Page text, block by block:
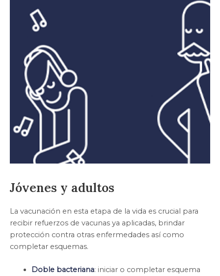
Jóvenes y adultos
La vacunación en esta etapa de la vida es crucial para
recibir refuerzos de vacunas ya aplicadas, brindar
protección contra otras enfermedades así como
completar esquemas.
Doble bacteriana: iniciar o completar esquema